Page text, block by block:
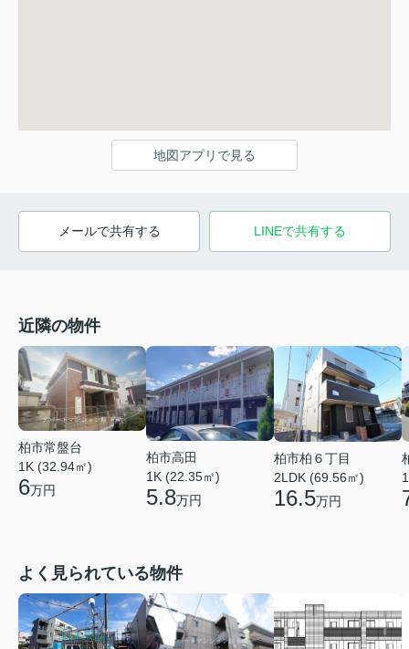
地図アプリで見る
メールで共有する LINEで共有する
近隣の物件
柏市常盤台
1K (32.94㎡)
6万円
柏市高田
1K (22.35㎡)
5.8万円
柏市柏６丁目
2LDK (69.56㎡)
16.5万円
よく見られている物件